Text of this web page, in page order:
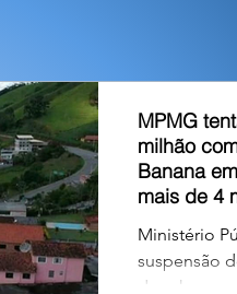
MPMG
milhão
Banana
mais de 4
Ministério
suspensão
dos shows,